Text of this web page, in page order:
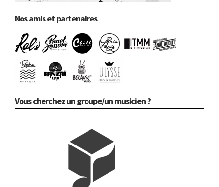
Nos amis et partenaires
Vous cherchez un groupe/un musicien ?